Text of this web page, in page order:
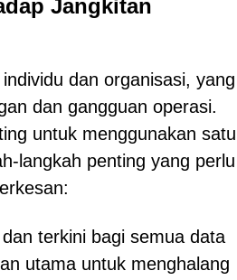
Jangkitan
dan organisasi, yang
dan gangguan operasi.
untuk menggunakan satu
langkah penting yang perlu
terkini bagi semua data
utama untuk menghalang